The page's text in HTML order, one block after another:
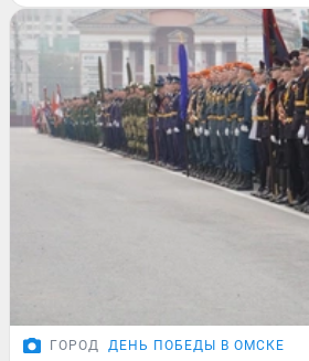
ГОРОД ДЕНЬ ПОБЕДЫ В ОМСКЕ